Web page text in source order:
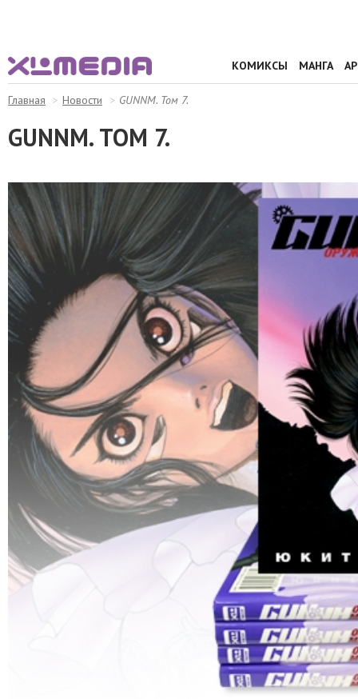
КОМИКСЫ МАНГА
Главная Новости GUNNM. Том 7.
GUNNM. ТОМ 7.